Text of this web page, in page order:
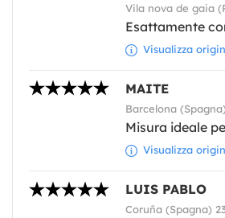
Vila nova de gaia
Esattamente
Visualizza
MAITE
Barcelona
Misura ideale
Visualizza
LUIS PABLO
Coruña (Spagna)